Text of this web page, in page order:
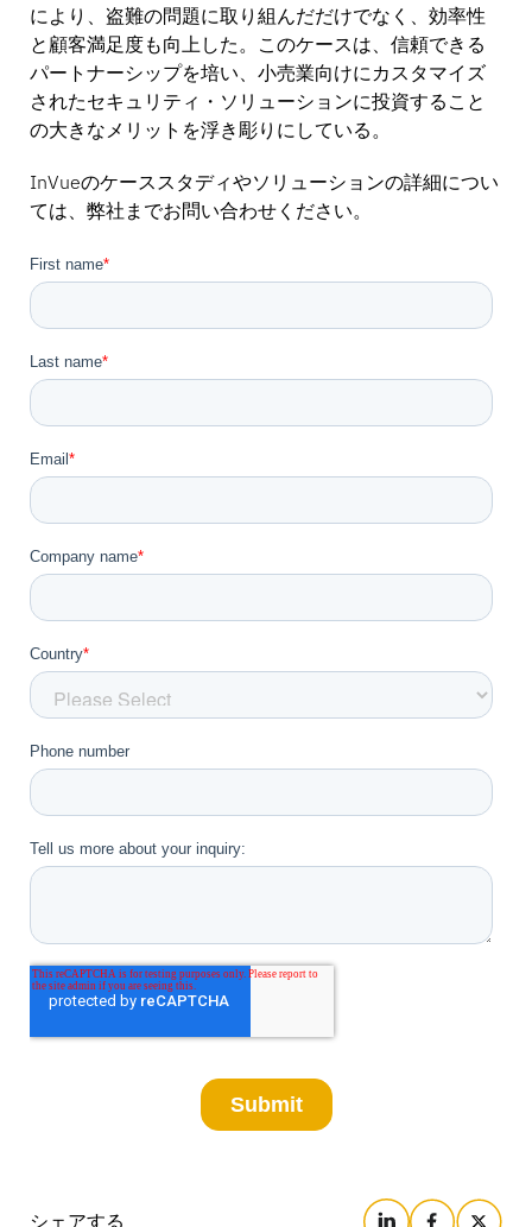
により、盗難の問題に取り組んだだけでなく、効率性
と顧客満足度も向上した。このケースは、信頼できる
パートナーシップを培い、小売業向けにカスタマイズ
されたセキュリティ・ソリューションに投資すること
の大きなメリットを浮き彫りにしている。
InVueのケーススタディやソリューションの詳細につい
ては、弊社までお問い合わせください。
シェアする